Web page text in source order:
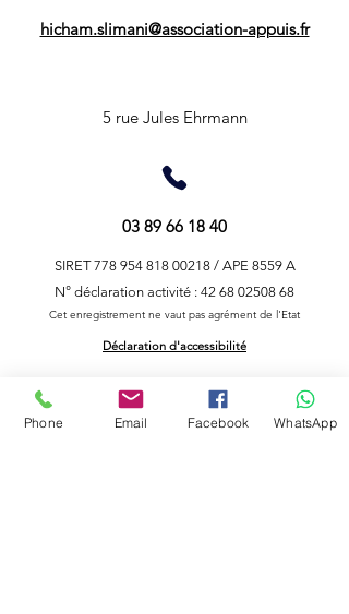
hicham.slimani@association-appuis.fr
5 rue Jules Ehrmann
03 89 66 18 40
SIRET778 954 818 00218/ APE 8559 A
N° déclaration activité : 42 68 02508 68
Cet enregistrement ne vaut pas agrément de l'Etat
Déclaration d'accessibilité
Abonnez-vous
à notre Newsletter
Phone Email Facebook WhatsApp